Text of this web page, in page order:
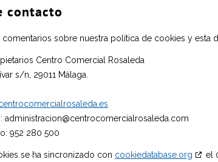
contacto
comentarios sobre nuestra política de cookies y
Centro Comercial Rosaleda
s/n, 29011 Málaga.
administracion@centrocomercialrosaleda.com
952 280 500
se ha sincronizado con cookiedatabase.org el